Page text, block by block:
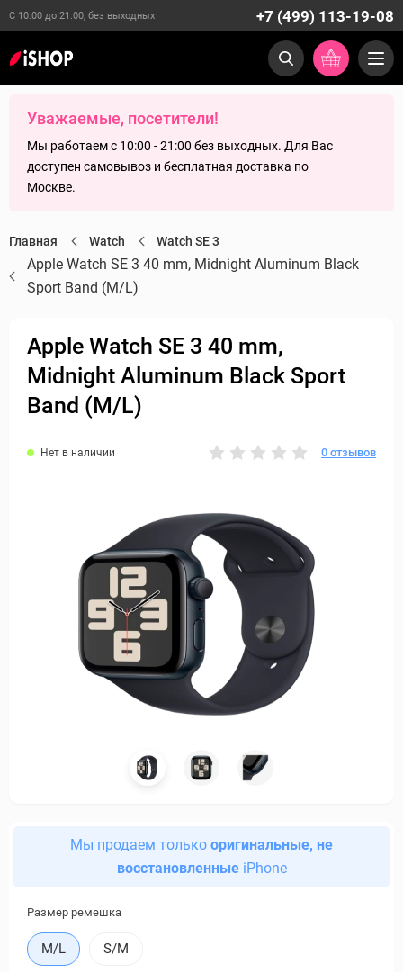
С 10:00 до 21:00, без выходных +7 (499) 113-19-08
Уважаемые, посетители!
Мы работаем с 10:00 - 21:00 без выходных. Для Вас
доступен самовывоз и бесплатная доставка по
Москве.
Главная Watch Watch SE 3
Apple Watch SE 3 40 mm, Midnight Aluminum Black
Sport Band (M/L)
Apple Watch SE 3 40 mm,
Midnight Aluminum Black Sport
Band (M/L)
Нет в наличии 0 отзывов
Мы продаем только оригинальные, не
восстановленныеiPhone
Размер ремешка
M/L S/M